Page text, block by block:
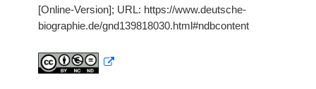
[Online-Version]; URL: https://www.deutsche-
biographie.de/gnd139818030.html#ndbcontent